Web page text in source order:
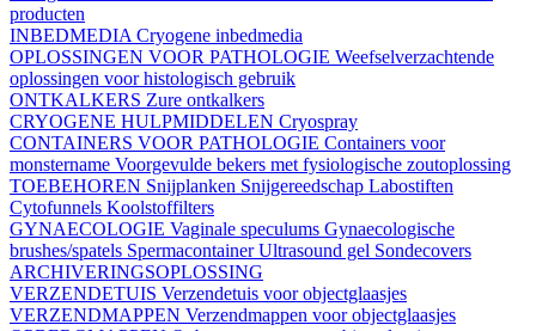
producten
INBEDMEDIA Cryogene inbedmedia
OPLOSSINGEN VOOR PATHOLOGIE Weefselverzachtende
oplossingen voor histologisch gebruik
ONTKALKERS Zure ontkalkers
CRYOGENE HULPMIDDELEN Cryospray
CONTAINERS VOOR PATHOLOGIE Containers voor
monstername Voorgevulde bekers met fysiologische zoutoplossing
TOEBEHOREN Snijplanken Snijgereedschap Labostiften
Cytofunnels Koolstoffilters
GYNAECOLOGIE Vaginale speculums Gynaecologische
brushes/spatels SpermacontainerUltrasound gel Sondecovers
ARCHIVERINGSOPLOSSING
VERZENDETUIS Verzendetuis voor objectglaasjes
VERZENDMAPPEN Verzendmappen voor objectglaasjes